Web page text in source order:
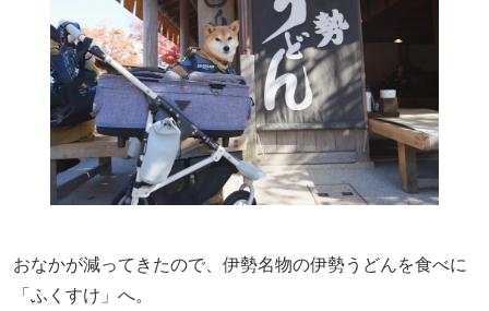
おなかが減ってきたので、伊勢名物の伊勢うどんを食べに
「ふくすけ」へ。